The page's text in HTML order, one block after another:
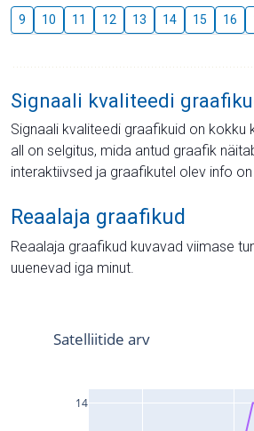
9 10 11 12 13 14 15 16
Signaali kvaliteedi
Signaali kvaliteedi graafikuid on kokku
all on selgitus, mida antud graafik
interaktiivsed ja graafikutel olev info on
Reaalaja graafikud
Reaalaja graafikud kuvavad viimase
uuenevad iga minut.